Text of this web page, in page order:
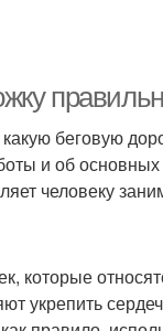
беговую
и об
человеку
которые
укрепить